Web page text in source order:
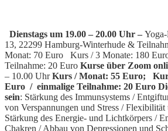
Dienstags um 19.00 – 20.00 Uhr –
13, 22299 Hamburg-Winterhude &
Monat: 70 Euro Kurs / 3 Monate: 180
Teilnahme: 20 Euro Kurse über Zoom
– 10.00 Uhr Kurs / Monat: 55 Euro;
Euro / einmalige Teilnahme: 20 Euro
sein: Stärkung des Immunsystems /
von Verspannungen und Stress /
Stärkung des Energie- und Lichtkörpers /
Chakren / Abbau von Depressionen und